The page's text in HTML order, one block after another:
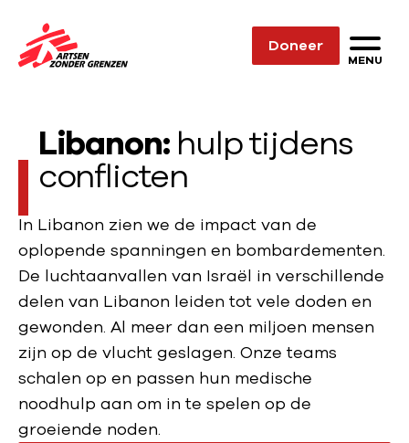
Sla navigatie over
N
d
h
o
m
e
p
a
g
e
Doneer
MENU
Libanon: hulp tijdens
conflicten
In Libanon zien we de impact van de
oplopende spanningen en bombardementen.
De luchtaanvallen van Israël in verschillende
delen van Libanon leiden tot vele doden en
gewonden. Al meer dan een miljoen mensen
zijn op de vlucht geslagen. Onze teams
schalen op en passen hun medische
noodhulp aan om in te spelen op de
groeiende noden.